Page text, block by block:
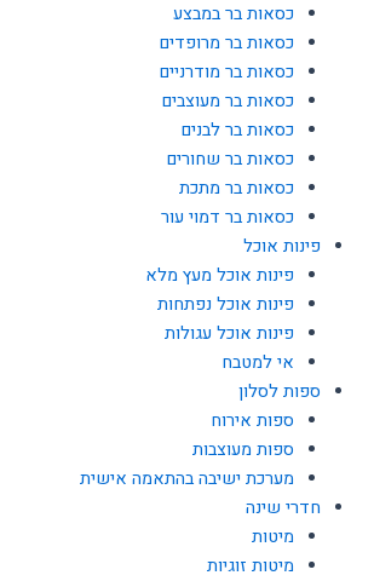
כסאות בר במבצע
כסאות בר מרופדים
כסאות בר מודרניים
כסאות בר מעוצבים
כסאות בר לבנים
כסאות בר שחורים
כסאות בר מתכת
כסאות בר דמוי עור
פינות אוכל
פינות אוכל מעץ מלא
פינות אוכל נפתחות
פינות אוכל עגולות
אי למטבח
ספות לסלון
ספות אירוח
ספות מעוצבות
מערכת ישיבה בהתאמה אישית
חדרי שינה
מיטות
מיטות זוגיות